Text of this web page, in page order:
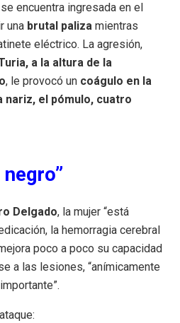
encuentra ingresada en el
una brutal paliza mientras
eléctrico. La agresión,
a la altura de la
, le provocó un coágulo en la
nariz, el pómulo, cuatro
Delgado, la mujer “está
la hemorragia cerebral
poco a poco su capacidad
a las lesiones, “anímicamente